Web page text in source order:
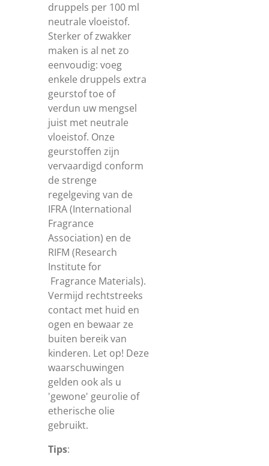
druppels per 100 ml
neutrale vloeistof.
Sterker of zwakker
maken is al net zo
eenvoudig: voeg
enkele druppels extra
geurstof toe of
verdun uw mengsel
juist met neutrale
vloeistof. Onze
geurstoffen zijn
vervaardigd conform
de strenge
regelgeving van de
IFRA (International
Fragrance
Association) en de
RIFM (Research
Institute for
Fragrance Materials).
Vermijd rechtstreeks
contact met huid en
ogen en bewaar ze
buiten bereik van
kinderen. Let op! Deze
waarschuwingen
gelden ook als u
'gewone' geurolie of
etherische olie
gebruikt.
Tips: